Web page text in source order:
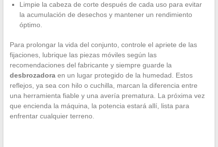
Limpie la cabeza de corte después de cada uso para evitar
la acumulación de desechos y mantener un rendimiento
óptimo.
Para prolongar la vida del conjunto, controle el apriete de las
fijaciones, lubrique las piezas móviles según las
recomendaciones del fabricante y siempre guarde la
desbrozadoraen un lugar protegido de la humedad. Estos
reflejos, ya sea con hilo o cuchilla, marcan la diferencia entre
una herramienta fiable y una avería prematura. La próxima vez
que encienda la máquina, la potencia estará allí, lista para
enfrentar cualquier terreno.